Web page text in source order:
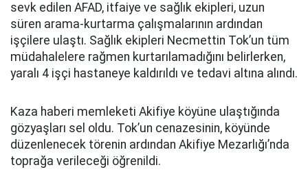
sevk edilen AFAD, itfaiye ve sağlık ekipleri, uzun
süren arama-kurtarma çalışmalarının ardından
işçilere ulaştı. Sağlık ekipleri Necmettin Tok’un tüm
müdahalelere rağmen kurtarılamadığını belirlerken,
yaralı 4 işçi hastaneye kaldırıldı ve tedavi altına alındı.
Kaza haberi memleketi Akifiye köyüne ulaştığında
gözyaşları sel oldu. Tok’un cenazesinin, köyünde
düzenlenecek törenin ardından Akifiye Mezarlığı’nda
toprağa verileceği öğrenildi.